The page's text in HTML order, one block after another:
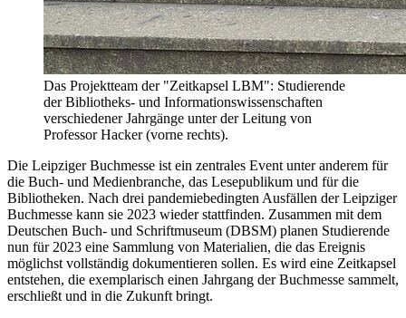
Das Projektteam der "Zeitkapsel LBM": Studierende
der Bibliotheks- und Informationswissenschaften
verschiedener Jahrgänge unter der Leitung von
Professor Hacker (vorne rechts).
Die Leipziger Buchmesse ist ein zentrales Event unter anderem für
die Buch- und Medienbranche, das Lesepublikum und für die
Bibliotheken. Nach drei pandemiebedingten Ausfällen der Leipziger
Buchmesse kann sie 2023 wieder stattfinden. Zusammen mit dem
Deutschen Buch- und Schriftmuseum (DBSM) planen Studierende
nun für 2023 eine Sammlung von Materialien, die das Ereignis
möglichst vollständig dokumentieren sollen. Es wird eine Zeitkapsel
entstehen, die exemplarisch einen Jahrgang der Buchmesse sammelt,
erschließt und in die Zukunft bringt.